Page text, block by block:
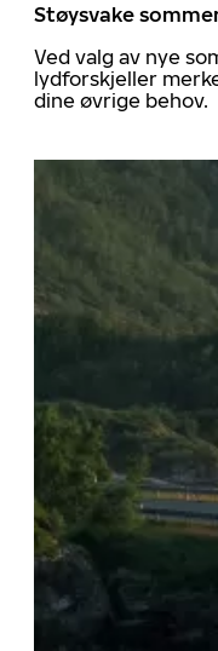
Støysvake
Ved valg av nye
lydforskjeller
dine øvrige behov.